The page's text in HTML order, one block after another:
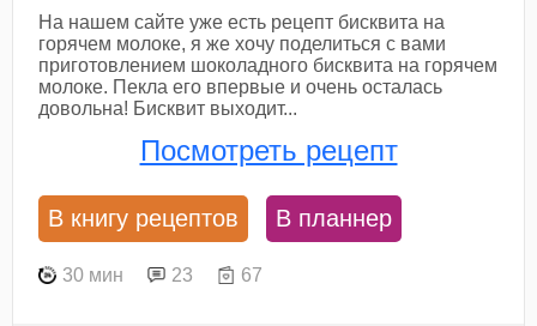
На нашем сайте уже есть рецепт бисквита на
горячем молоке, я же хочу поделиться с вами
приготовлением шоколадного бисквита на горячем
молоке. Пекла его впервые и очень осталась
довольна! Бисквит выходит...
Посмотреть рецепт
В книгу рецептов В планнер
30 мин 23 67